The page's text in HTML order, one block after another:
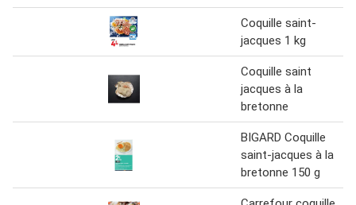
Coquille saint-
jacques 1 kg
Coquille saint
jacques à la
bretonne
BIGARD Coquille
saint-jacques à la
bretonne 150 g